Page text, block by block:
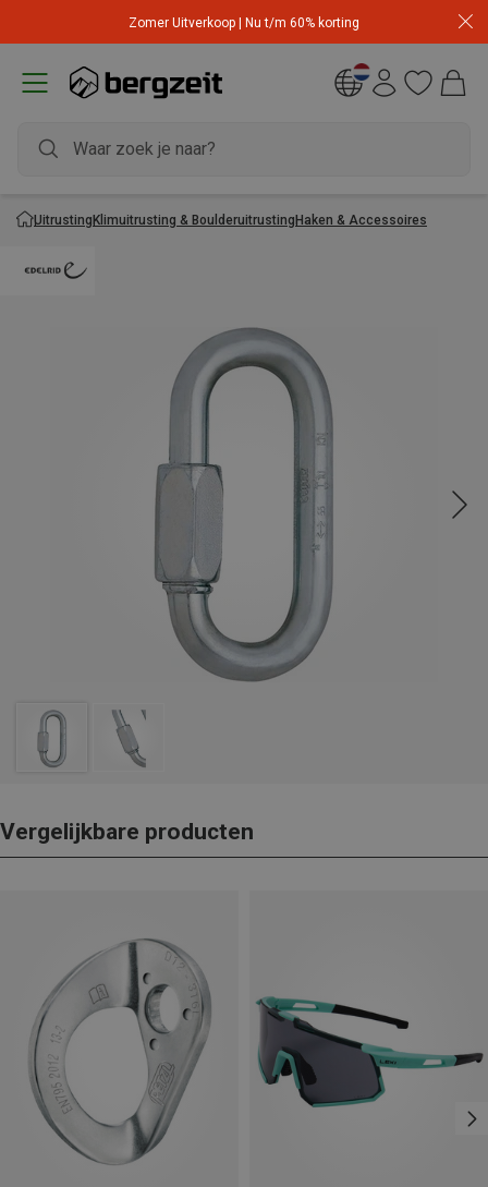
Zomer Uitverkoop | Nu t/m 60% korting
UitrustingKlimuitrusting & BoulderuitrustingHaken & Accessoires
Vergelijkbare producten